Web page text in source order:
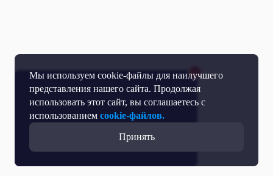
Мы используем cookie-файлы для наилучшего
представления нашего сайта. Продолжая
использовать этот сайт, вы соглашаетесь с
использованием cookie-файлов.
Принять